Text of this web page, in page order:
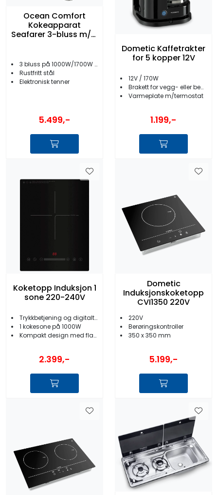
Ocean Comfort
Kokeapparat
Seafarer 3-bluss m/el
3 bluss på 1000W/1700W og 3000W
Rustfritt stål
Elektronisk tenner
5.499,-
Dometic Kaffetrakter
for 5 kopper 12V
12V / 170W
Brakett for vegg- eller benkmontering
Varmeplate m/termostat
1.199,-
Koketopp Induksjon 1
sone 220-240V
Trykkbetjening og digitalt display
1 kokesone på 1000W
Kompakt design med flassoverflate
2.399,-
Dometic
Induksjonskoketopp
CVI1350 220V
220V
Berøringskontroller
350 x 350 mm
5.199,-